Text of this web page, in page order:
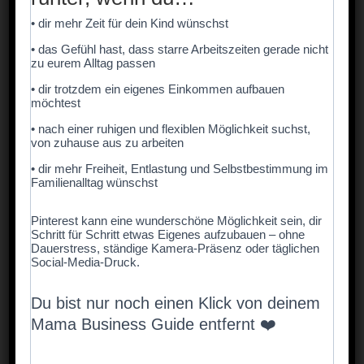
🐰 2. Hasen-Gläser mit Überraschung
Leere Marmeladengläser werden mit einem
Hasengesicht bemalt und mit Papierohren beklebt.
Gefüllt mit selbstgebackenen Keksen, kleinen
liebevolles Geschenk.
• dir mehr Zeit für dein Kind wünschst
• das Gefühl hast, dass starre Arbeitszeiten gerade nicht
zu eurem Alltag passen
• dir trotzdem ein eigenes Einkommen aufbauen
möchtest
• nach einer ruhigen und flexiblen Möglichkeit suchst,
von zuhause aus zu arbeiten
• dir mehr Freiheit, Entlastung und Selbstbestimmung im
Familienalltag wünschst
Pinterest kann eine wunderschöne Möglichkeit sein, dir
Schritt für Schritt etwas Eigenes aufzubauen – ohne
Dauerstress, ständige Kamera-Präsenz oder täglichen
Social-Media-Druck.
Du bist nur noch einen Klick von deinem
Mama Business Guide entfernt ❤️